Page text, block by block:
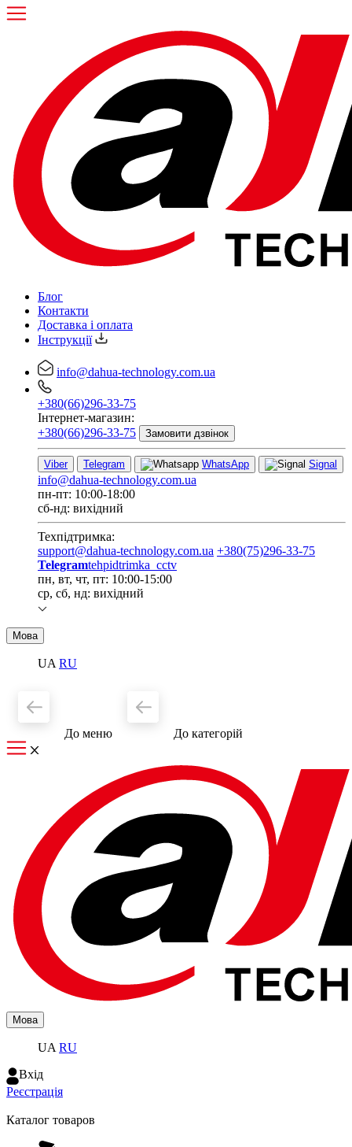
Блог
Контакти
Доставка і оплата
Інструкції
info@dahua-technology.com.ua
+380(66)296-33-75
Інтернет-магазин:
+380(66)296-33-75
Замовити дзвінок
Viber Telegram WhatsApp Signal
info@dahua-technology.com.ua
пн-пт: 10:00-18:00
сб-нд: вихідний
Техпідтримка:
support@dahua-technology.com.ua +380(75)296-33-75
Telegramtehpidtrimka_cctv
пн, вт, чт, пт: 10:00-15:00
ср, сб, нд: вихідний
Мова
UA RU
До меню До категорiй
Мова
UA RU
Вхiд
Реєстрація
Каталог товаров